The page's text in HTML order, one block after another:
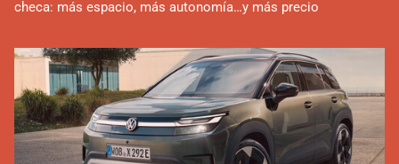
checa: más espacio, más autonomía…y más precio